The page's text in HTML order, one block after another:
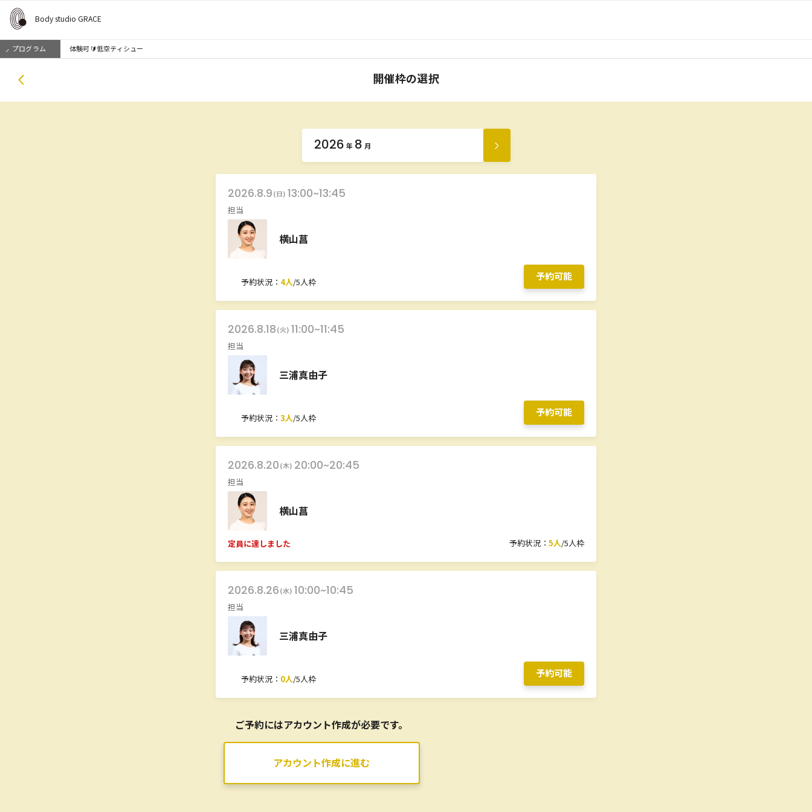
Body studio GRACE
プログラム 体験可🔰低空ティシュー
開催枠の選択
2026 年 8 月
次
2026.8.9(日) 13:00~13:45
担当
横山菖
予約状況： 4人/5人枠 予約可能
2026.8.18(火) 11:00~11:45
担当
三浦真由子
予約状況： 3人/5人枠 予約可能
2026.8.20(木) 20:00~20:45
担当
横山菖
定員に達しました 予約状況： 5人/5人枠
2026.8.26(水) 10:00~10:45
担当
三浦真由子
予約状況： 0人/5人枠 予約可能
ご予約にはアカウント作成が必要です。
アカウント作成に進む